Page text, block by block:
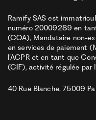
Ramify SAS est
numéro 20009289 en
(COA), Mandataire non-
en services de paiement
l’ACPR et en tant que
(CIF), activité régulée par
40 Rue Blanche, 75009